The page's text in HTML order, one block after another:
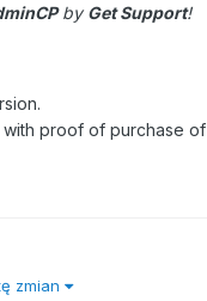
byGet Support!
proof of purchase of
zmian